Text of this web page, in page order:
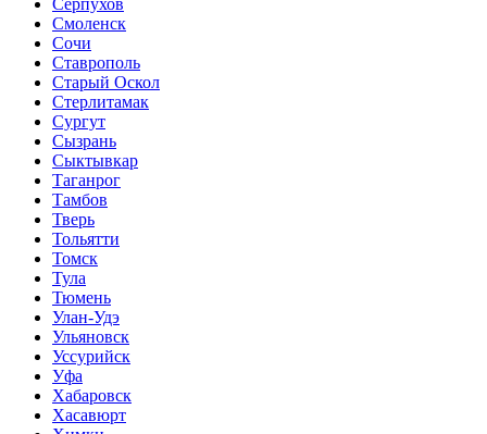
Смоленск
Сочи
Ставрополь
Старый Оскол
Стерлитамак
Сургут
Сызрань
Сыктывкар
Таганрог
Тамбов
Тверь
Тольятти
Томск
Тула
Тюмень
Улан-Удэ
Ульяновск
Уссурийск
Уфа
Хабаровск
Хасавюрт